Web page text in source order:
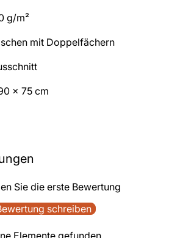
g/m²
mit Doppelfächern
x 75 cm
Sie die erste Bewertung
schreiben
Elemente gefunden